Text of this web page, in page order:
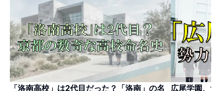
「洛南高校」は2代目だった？「洛南」の名
広尾学園、